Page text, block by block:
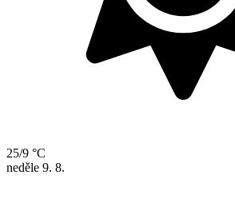
25/9 °C
neděle 9. 8.